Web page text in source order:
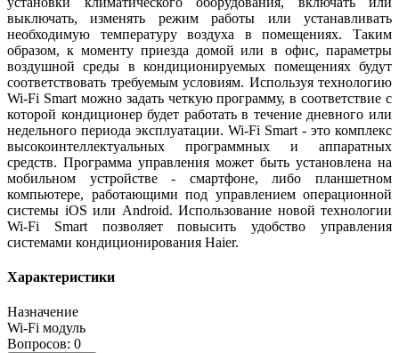
выключать, изменять режим работы или устанавливать
необходимую температуру воздуха в помещениях. Таким
образом, к моменту приезда домой или в офис, параметры
воздушной среды в кондиционируемых помещениях будут
соответствовать требуемым условиям. Используя технологию
Wi-Fi Smart можно задать четкую программу, в соответствие с
которой кондиционер будет работать в течение дневного или
недельного периода эксплуатации. Wi-Fi Smart - это комплекс
высокоинтеллектуальных программных и аппаратных
средств. Программа управления может быть установлена на
мобильном устройстве - смартфоне, либо планшетном
компьютере, работающими под управлением операционной
системы iOS или Android. Использование новой технологии
Wi-Fi Smart позволяет повысить удобство управления
системами кондиционирования Haier.
Характеристики
Назначение
Wi-Fi модуль
Вопросов: 0